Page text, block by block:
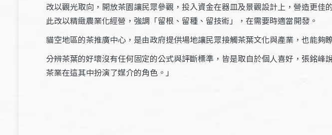
改以觀光取向，開放茶園讓民眾參觀，投入資金在器皿及景觀設計上，營造更
此改以精緻農業化經營，強調「留根、留種、留技術」，在需要時適當開發。
貓空地區的茶推廣中心，是由政府提供場地讓民眾接觸茶葉文化與產業，也能
分辨茶葉的好壞沒有任何固定的公式與評斷標準，皆是取自於個人喜好，張銘
茶業在這其中扮演了媒介的角色。」